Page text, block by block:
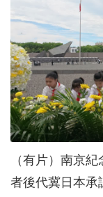
（有片）南京
者後代冀日本承